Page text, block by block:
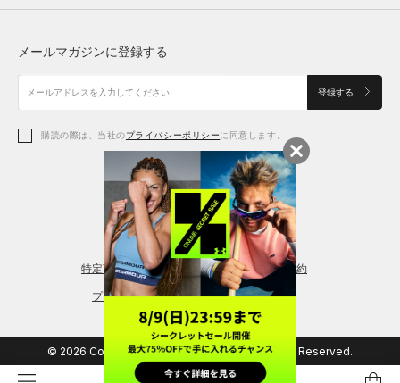
アクセサリー
アクセサリー
シューズ
アクセサリー
レギンス＆タイツ
シューズ
メールマガジンに登録する
登録する
購読の際は、当社のプライバシーポリシーに同意します。
特定商取引法に基づく通販の表記 会員規約
プライバシーポリシー
© 2026 Copyright DOME Corporation. All Rights Reserved.